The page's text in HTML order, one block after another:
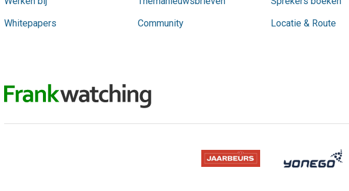
Whitepapers
Community
Locatie & Route